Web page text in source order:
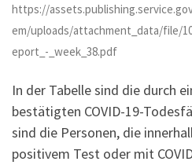
https://
em/uploads/attachment_data/file/
eport_-_week_38.pdf
In der Tabelle sind die durch
bestätigten COVID-19-
sind die Personen, die
positivem Test oder mit